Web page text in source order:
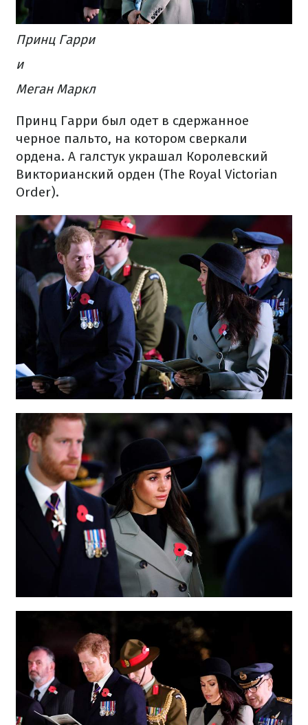
Принц Гарри
и
Меган Маркл
Принц Гарри был одет в сдержанное
черное пальто, на котором сверкали
ордена. А галстук украшал Королевский
Викторианский орден (The Royal Victorian
Order).